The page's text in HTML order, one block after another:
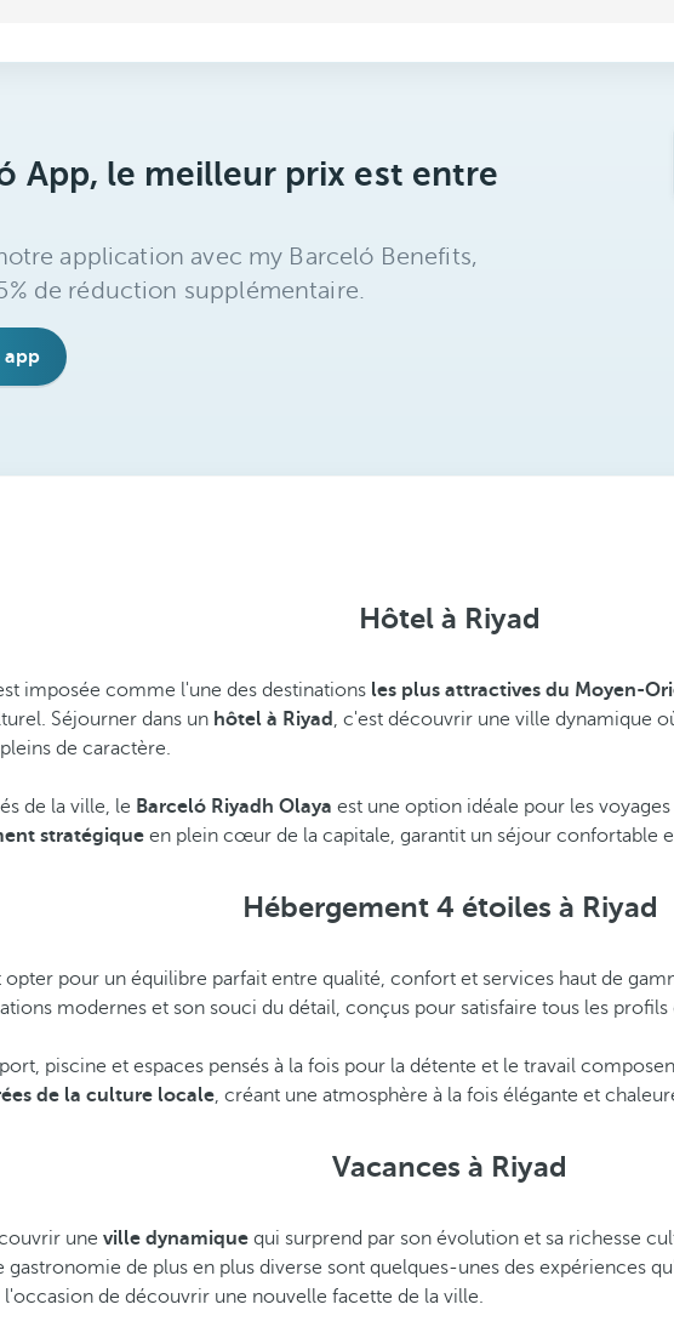
App, le meilleur prix est entre
application avec my Barceló Benefits,
de réduction supplémentaire.
app
Hôtel à Riyad
imposée comme l'une des destinations les plus attractives du Moyen-
Séjourner dans un hôtel à Riyad , c'est découvrir une ville dynamique
de caractère.
de la ville, le Barceló Riyadh Olaya est une option idéale pour les
stratégique en plein cœur de la capitale, garantit un séjour
Hébergement 4 étoiles à Riyad
opter pour un équilibre parfait entre qualité, confort et services haut de
modernes et son souci du détail, conçus pour satisfaire tous les profils
piscine et espaces pensés à la fois pour la détente et le travail
de la culture locale, créant une atmosphère à la fois élégante et
Vacances à Riyad
une ville dynamique qui surprend par son évolution et sa richesse
gastronomie de plus en plus diverse sont quelques-unes des expériences
de découvrir une nouvelle facette de la ville.